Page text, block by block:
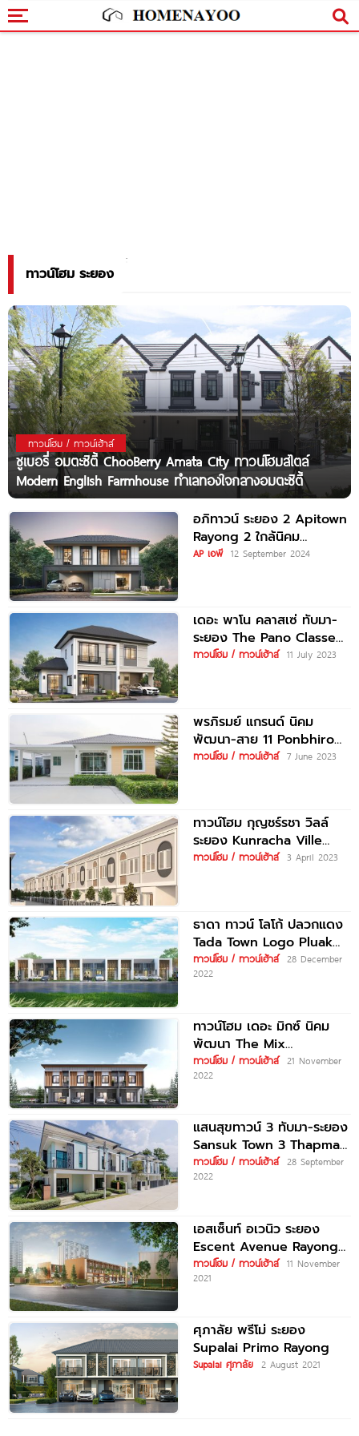
ทาวน์โฮม ระยอง
ทาวน์โฮม / ทาวน์เฮ้าส์
ชูเบอรี่ อมตะซิตี้ ChooBerry Amata City ทาวน์โฮมสไตล์
Modern English Farmhouse ทำเลทองใจกลางอมตะซิตี้
อภิทาวน์ ระยอง 2 Apitown
Rayong 2 ใกล้นิคม
อุตสาหกรรม และ Central
AP เอพี 12 September 2024
เดอะ พาโน คลาสเซ่ ทับมา-
ระยอง The Pano Classe
Thapma-Rayong ราคาเริ่ม
ทาวน์โฮม / ทาวน์เฮ้าส์ 11 July 2023
พรภิรมย์ แกรนด์ นิคม
พัฒนา-สาย 11 Ponbhirom
Grand Nikom Pattana-Sai
ทาวน์โฮม / ทาวน์เฮ้าส์ 7 June 2023
ทาวน์โฮม กุญชร์รชา วิลล์
ระยอง Kunracha Ville
Rayong ราคาเริ่ม 2.2 ล้าน
ทาวน์โฮม / ทาวน์เฮ้าส์ 3 April 2023
ธาดา ทาวน์ โลโก้ ปลวกแดง
Tada Town Logo Pluak
Daeng บ้านคุณภาพเยื้อง
โรงงาน
ทาวน์โฮม / ทาวน์เฮ้าส์ 28 December
2022
ทาวน์โฮม เดอะ มิกซ์ นิคม
พัฒนา The Mix
Nikompattana ราคาเริ่มต้น
1.35 ล้านบาท*
ทาวน์โฮม / ทาวน์เฮ้าส์
21 November
2022
แสนสุขทาวน์ 3 ทับมา-ระยอง
Sansuk Town 3 Thapma-
Rayong ราคาเริ่มต้น 1.99
ล้านบาท*
ทาวน์โฮม / ทาวน์เฮ้าส์ 28 September
2022
เอสเซ็นท์ อเวนิว ระยอง
Escent Avenue Rayong
โฮมออฟฟิศใหม่ ใจกลาง
เมืองระยอง เริ่ม 6.99
ทาวน์โฮม / ทาวน์เฮ้าส์ 11 November
2021
ศุภาลัย พรีโม่ ระยอง
Supalai Primo Rayong
Supalai ศุภาลัย 2 August 2021